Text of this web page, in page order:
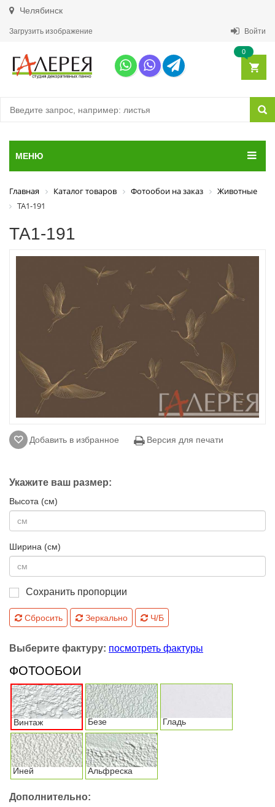
Челябинск
Загрузить изображение Войти
0
МЕНЮ
Главная Каталог товаров Фотообои на заказ
Животные
ТА1-191
ТА1-191
Добавить в избранное Версия для печати
Укажите ваш размер:
Высота (см)
Ширина (см)
Сохранить пропорции
Сбросить Зеркально Ч/Б
Выберите фактуру: посмотреть фактуры
ФОТООБОИ
Винтаж Безе Гладь
Иней Альфреска
Дополнительно: